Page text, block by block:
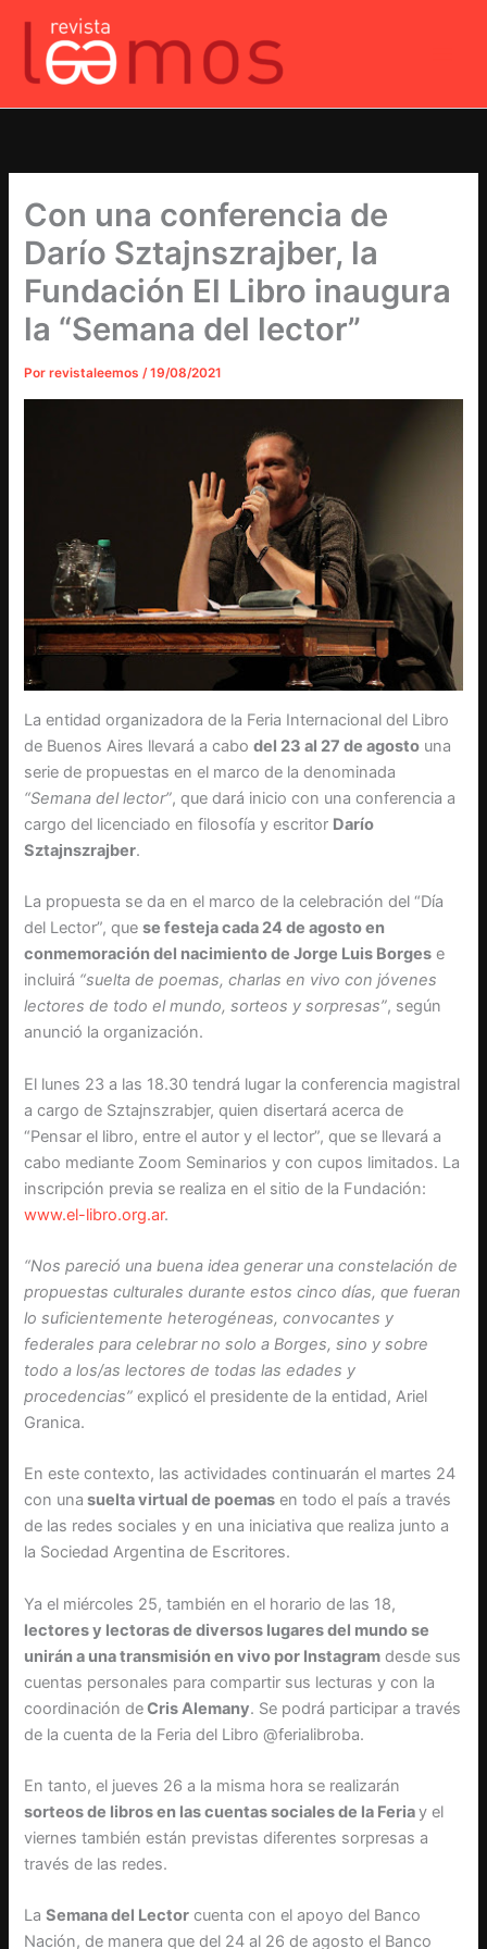
contenido
Con una conferencia de
Darío Sztajnszrajber, la
Fundación El Libro inaugura
la “Semana del lector”
Porrevistaleemos/19/08/2021
La entidad organizadora de la Feria Internacional del Libro
de Buenos Aires llevará a cabodel 23 al 27 de agosto una
serie de propuestas en el marco de la denominada
“Semana del lector”, que dará inicio con una conferencia a
cargo del licenciado en filosofía y escritor Darío
Sztajnszrajber.
La propuesta se da en el marco de la celebración del “Día
del Lector”, quese festeja cada 24 de agosto en
conmemoración del nacimiento de Jorge Luis Borges e
incluirá “suelta de poemas, charlas en vivo con jóvenes
lectores de todo el mundo, sorteos y sorpresas”, según
anunció la organización.
El lunes 23 a las 18.30 tendrá lugar la conferencia magistral
a cargo de Sztajnszrabjer, quien disertará acerca de
“Pensar el libro, entre el autor y el lector”, que se llevará a
cabo mediante Zoom Seminarios y con cupos limitados. La
inscripción previa se realiza en el sitio de la Fundación:
www.el-libro.org.ar.
“Nos pareció una buena idea generar una constelación de
propuestas culturales durante estos cinco días, que fueran
lo suficientemente heterogéneas, convocantes y
federales para celebrar no solo a Borges, sino y sobre
todo a los/as lectores de todas las edades y
procedencias” explicó el presidente de la entidad, Ariel
Granica.
En este contexto, las actividades continuarán el martes 24
con una suelta virtual de poemas en todo el país a través
de las redes sociales y en una iniciativa que realiza junto a
la Sociedad Argentina de Escritores.
Ya el miércoles 25, también en el horario de las 18,
lectores y lectoras de diversos lugares del mundo se
unirán a una transmisión en vivo por Instagram desde sus
cuentas personales para compartir sus lecturas y con la
coordinación deCris Alemany. Se podrá participar a través
de la cuenta de la Feria del Libro @ferialibroba.
En tanto, el jueves 26 a la misma hora se realizarán
sorteos de libros en las cuentas sociales de la Feriay el
viernes también están previstas diferentes sorpresas a
través de las redes.
LaSemana del Lector cuenta con el apoyo del Banco
Nación, de manera que del 24 al 26 de agosto el Banco